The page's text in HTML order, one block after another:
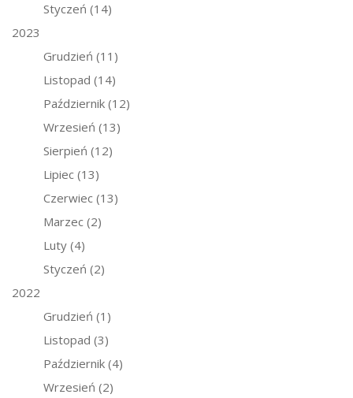
Styczeń (14)
2023
Grudzień (11)
Listopad (14)
Październik (12)
Wrzesień (13)
Sierpień (12)
Lipiec (13)
Czerwiec (13)
Marzec (2)
Luty (4)
Styczeń (2)
2022
Grudzień (1)
Listopad (3)
Październik (4)
Wrzesień (2)